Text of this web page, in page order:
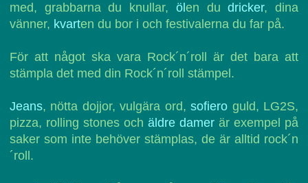
med, grabbarna du knullar, öl en dudricker, dina
vänner, kvarten du bor i och festivalerna du far på.
För att något ska vara Rock´n´roll är det bara att
stämpla det med din Rock´n´roll stämpel.
Jeans, nötta dojjor, vulgära ord,sofiero guld, LG2S,
pizza, rolling stones och äldre damer är exempel på
saker som inte behöver stämplas, de är alltid rock´n
´roll.